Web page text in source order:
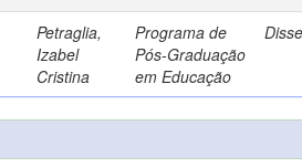
Petraglia,
Izabel
Cristina
Programa de
Pós-Graduação
em Educação